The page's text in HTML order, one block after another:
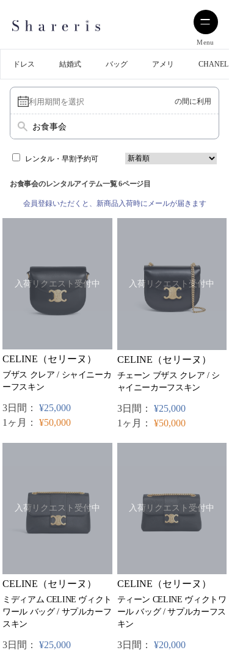
Menu
ドレス 結婚式 バッグ アメリ CHANEL
の間に利用
お食事会
レンタル・早割予約可
お食事会のレンタルアイテム一覧 6ページ目
会員登録いただくと、新商品入荷時にメールが届きます
入荷リクエスト受付中
CELINE（セリーヌ）
ブザス クレア / シャイニーカ
ーフスキン
3日間： ¥25,000
1ヶ月： ¥50,000
入荷リクエスト受付中
CELINE（セリーヌ）
チェーン ブザス クレア / シ
ャイニーカーフスキン
3日間： ¥25,000
1ヶ月： ¥50,000
入荷リクエスト受付中
CELINE（セリーヌ）
ミディアム CELINE ヴィクト
ワール バッグ / サプルカーフ
スキン
3日間： ¥25,000
入荷リクエスト受付中
CELINE（セリーヌ）
ティーン CELINE ヴィクトワ
ール バッグ / サプルカーフス
キン
3日間： ¥20,000